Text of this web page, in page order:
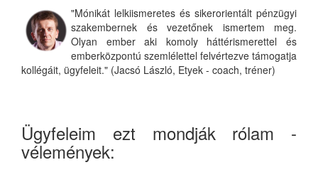
"Mónikát lelkiismeretes és sikerorientált pénzügyi
szakembernek és vezetőnek ismertem meg.
Olyan ember aki komoly háttérismerettel és
emberközpontú szemlélettel felvértezve támogatja
kollégáit, ügyfeleit." (Jacsó László, Etyek - coach, tréner)
Ügyfeleim ezt mondják rólam -
vélemények: